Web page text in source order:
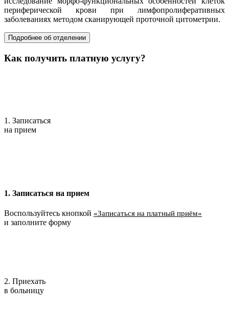
периферической крови при лимфопролиферативных
заболеваниях методом сканирующей проточной цитометрии.
Подробнее об отделении
Как получить платную услугу?
1. Записаться
на прием
1. Записаться на прием
Воспользуйтесь кнопкой «Записаться на платный приём»
и заполните форму
2. Приехать
в больницу